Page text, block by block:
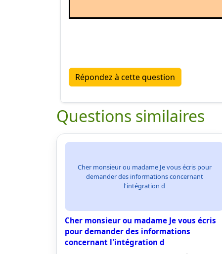
Répondez à cette question
Questions similaires
Cher monsieur ou madame Je vous écris pour
demander des informations concernant
l'intégration d
Cher monsieur ou madame Je vous écris
pour demander des informations
concernant l'intégration d